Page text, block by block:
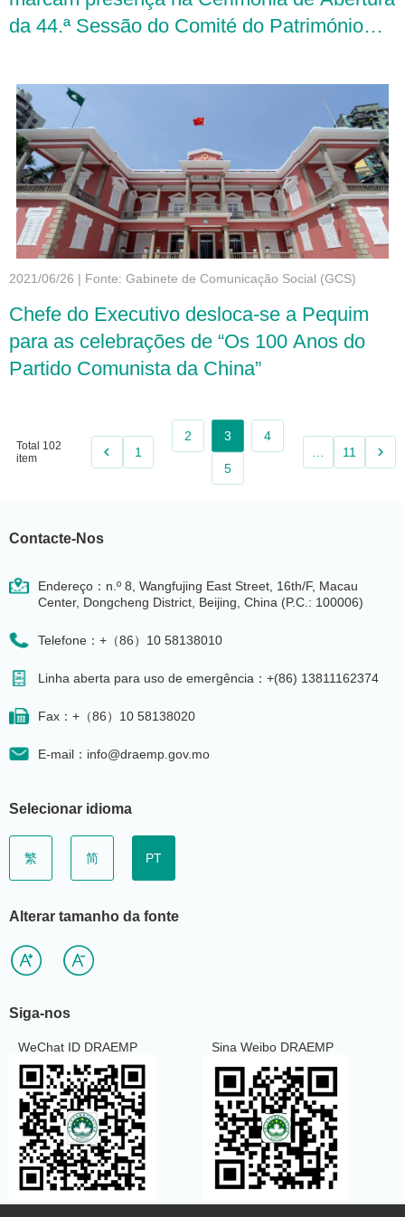
da 44.ª Sessão do Comité do Património
realizado trabalho de intercâmbio com a
Administração Estatal do Património
Cultural
2021/06/26 | Fonte: Gabinete de Comunicação Social (GCS)
Chefe do Executivo desloca-se a Pequim
para as celebrações de “Os 100 Anos do
Partido Comunista da China”
Total 102
item
keyboard_arrow_left 1
2 3 4
5
11 keyboard_arrow_right
Contacte-Nos
Endereço：n.º 8, Wangfujing East Street, 16th/F, Macau
Center, Dongcheng District, Beijing, China (P.C.: 100006)
Telefone：+（86）10 58138010
Linha aberta para uso de emergência：+(86) 13811162374
Fax：+（86）10 58138020
E-mail：info@draemp.gov.mo
Selecionar idioma
繁 简 PT
Alterar tamanho da fonte
Siga-nos
WeChat ID DRAEMP Sina Weibo DRAEMP